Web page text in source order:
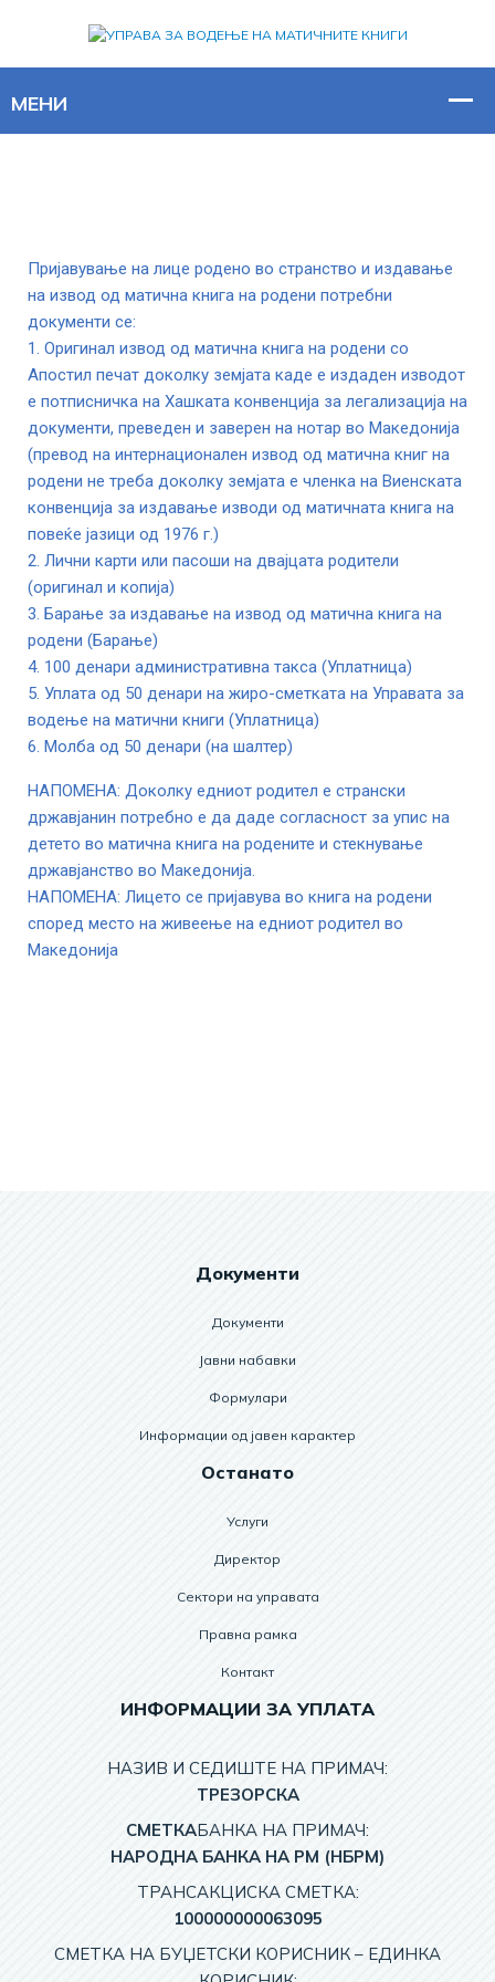
Пријавување на лице родено во странство и издавање
на извод од матична книга на родени потребни
документи се:
1. Оригинал извод од матична книга на родени со
Апостил печат доколку земјата каде е издаден изводот
е потписничка на Хашката конвенција за легализација на
документи, преведен и заверен на нотар во Македонија
(превод на интернационален извод од матична книг на
родени не треба доколку земјата е членка на Виенската
конвенција за издавање изводи од матичната книга на
повеќе јазици од 1976 г.)
2. Лични карти или пасоши на двајцата родители
(оригинал и копија)
3. Барање за издавање на извод од матична книга на
родени (Барање)
4. 100 денари административна такса (Уплатница)
5. Уплата од 50 денари на жиро-сметката на Управата за
водење на матични книги (Уплатница)
6. Молба од 50 денари (на шалтер)
НАПОМЕНА: Доколку едниот родител е странски
државјанин потребно е да даде согласност за упис на
детето во матична книга на родените и стекнување
државјанство во Македонија.
НАПОМЕНА: Лицето се пријавува во книга на родени
според место на живеење на едниот родител во
Македонија
Документи
Документи
Јавни набавки
Формулари
Информации од јавен карактер
Останато
Услуги
Директор
Сектори на управата
Правна рамка
Контакт
ИНФОРМАЦИИ ЗА УПЛАТА
НАЗИВ И СЕДИШТЕ НА ПРИМАЧ:
TРЕЗОРСКА
СМЕТКАБАНКА НА ПРИМАЧ:
НАРОДНА БАНКА НА РМ (НБРМ)
ТРАНСАКЦИСКА СМЕТКА:
100000000063095
СМЕТКА НА БУЏЕТСКИ КОРИСНИК – EДИНКА